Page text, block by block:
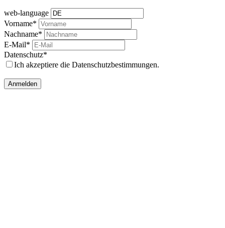
web-language
Vorname*
Nachname*
E-Mail*
Datenschutz*
Ich akzeptiere die Datenschutzbestimmungen.
Anmelden